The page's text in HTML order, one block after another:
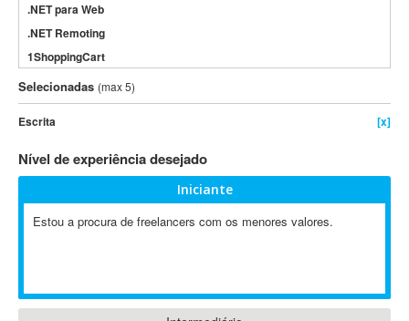
.NET para Web
.NET Remoting
1ShoppingCart
3DS Max
3GSM
4D Dimension
802.11
A&P
A2Billing
ABAP
Selecionadas (max 5)
Escrita [x]
Nível de experiência desejado
Iniciante
Estou a procura de freelancers com os menores valores.